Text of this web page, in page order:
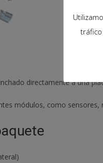
directamente a una
módulos, como